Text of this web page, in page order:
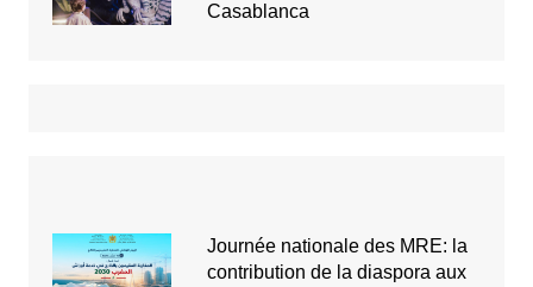
Casablanca
Journée nationale des MRE: la
contribution de la diaspora aux